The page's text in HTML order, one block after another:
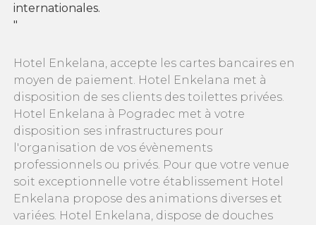
internationales.
"
Hotel Enkelana, accepte les cartes bancaires en
moyen de paiement. Hotel Enkelana met à
disposition de ses clients des toilettes privées.
Hotel Enkelana à Pogradec met à votre
disposition ses infrastructures pour
l'organisation de vos évènements
professionnels ou privés. Pour que votre venue
soit exceptionnelle votre établissement Hotel
Enkelana propose des animations diverses et
variées. Hotel Enkelana, dispose de douches